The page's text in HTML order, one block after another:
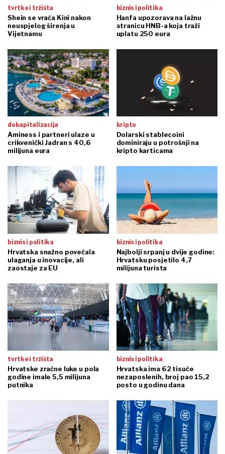
tvrtke i tržišta
Shein se vraća Kini nakon
neuspjelog širenja u
Vijetnamu
biznis i politika
Hanfa upozorava na lažnu
stranicu HNB-a koja traži
uplatu 250 eura
dokapitalizacija
Aminess i partneri ulaze u
crikvenički Jadran s 40,6
milijuna eura
kripto
Dolarski stablecoini
dominiraju u potrošnji na
kripto karticama
biznis i politika
Hrvatska snažno povećala
ulaganja u inovacije, ali
zaostaje za EU
biznis i politika
Najbolji srpanj u dvije godine:
Hrvatsku posjetilo 4,7
milijuna turista
tvrtke i tržišta
Hrvatske zračne luke u pola
godine imale 5,5 milijuna
putnika
biznis i politika
Hrvatska ima 62 tisuće
nezaposlenih, broj pao 15,2
posto u godinu dana